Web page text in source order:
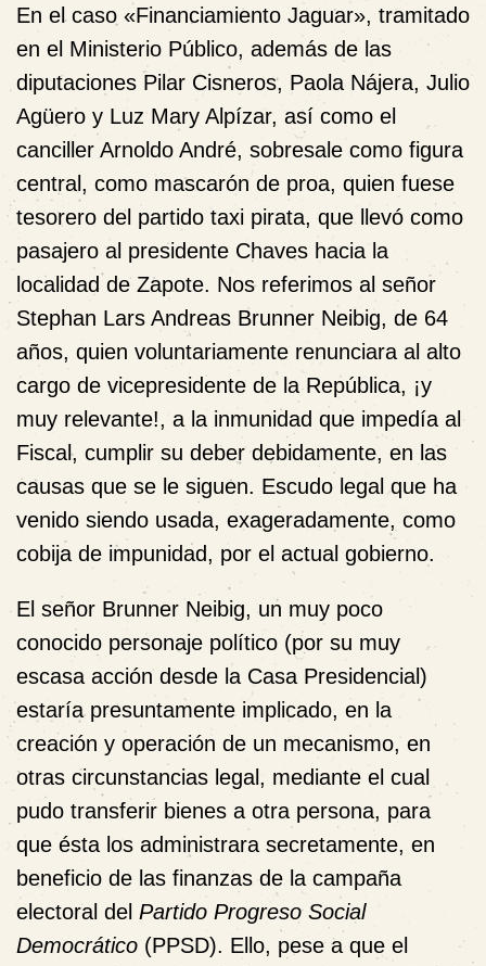
En el caso «Financiamiento Jaguar», tramitado
en el Ministerio Público, además de las
diputaciones Pilar Cisneros, Paola Nájera, Julio
Agüero y Luz Mary Alpízar, así como el
canciller Arnoldo André, sobresale como figura
central, como mascarón de proa, quien fuese
tesorero del partido taxi pirata, que llevó como
pasajero al presidente Chaves hacia la
localidad de Zapote. Nos referimos al señor
Stephan Lars Andreas Brunner Neibig, de 64
años, quien voluntariamente renunciara al alto
cargo de vicepresidente de la República, ¡y
muy relevante!, a la inmunidad que impedía al
Fiscal, cumplir su deber debidamente, en las
causas que se le siguen. Escudo legal que ha
venido siendo usada, exageradamente, como
cobija de impunidad, por el actual gobierno.
El señor Brunner Neibig, un muy poco
conocido personaje político (por su muy
escasa acción desde la Casa Presidencial)
estaría presuntamente implicado, en la
creación y operación de un mecanismo, en
otras circunstancias legal, mediante el cual
pudo transferir bienes a otra persona, para
que ésta los administrara secretamente, en
beneficio de las finanzas de la campaña
electoral del Partido Progreso Social
Democrático (PPSD). Ello, pese a que el